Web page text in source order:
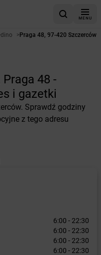
MENU
dino >Praga 48, 97-420 Szczerców
48 -
i gazetki
Sprawdź godziny
z tego adresu
6:00 - 22:30
6:00 - 22:30
6:00 - 22:30
6:00 - 22:30